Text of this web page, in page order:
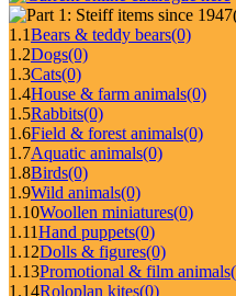
1.1Bears & teddy bears(0)
1.2Dogs(0)
1.3Cats(0)
1.4House & farm animals(0)
1.5Rabbits(0)
1.6Field & forest animals(0)
1.7Aquatic animals(0)
1.8Birds(0)
1.9Wild animals(0)
1.10Woollen miniatures(0)
1.11Hand puppets(0)
1.12Dolls & figures(0)
1.13Promotional & film animals
1.14Roloplan kites(0)